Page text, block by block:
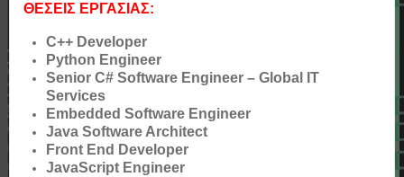
ΘΕΣΕΙΣ ΕΡΓΑΣΙΑΣ:
C++ Developer
Python Engineer
Senior C# Software Engineer – Global IT
Services
Embedded Software Engineer
Java Software Architect
Front End Developer
JavaScript Engineer